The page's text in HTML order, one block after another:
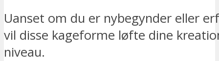
Uanset om du er nybegynder eller
vil disse kageforme løfte dine
niveau.